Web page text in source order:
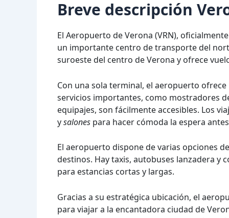
Breve descripción
El Aeropuerto de Verona (VRN),
un importante centro de transporte del
suroeste del centro de Verona y ofrece
Con una sola terminal, el aeropuerto
servicios importantes, como mostradores
equipajes, son fácilmente accesibles. Los
ysalones para hacer cómoda la espera
El aeropuerto dispone de varias opciones
destinos. Hay taxis, autobuses lanzadera y
para estancias cortas y largas.
Gracias a su estratégica ubicación, el
para viajar a la encantadora ciudad de